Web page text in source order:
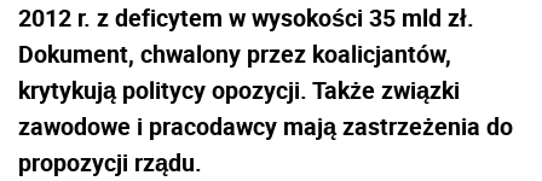
2012 r. z deficytem w wysokości 35 mld zł.
Dokument, chwalony przez koalicjantów,
krytykują politycy opozycji. Także związki
zawodowe i pracodawcy mają zastrzeżenia do
propozycji rządu.